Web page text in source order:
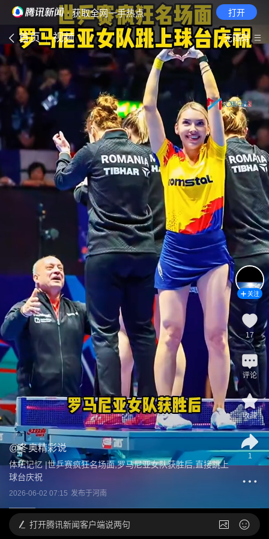
· 获取全网一手热点 打开
首页 视频 无障碍
@冬奥精彩说
体坛记忆 |世乒赛疯狂名场面,罗马尼亚女队获胜后,直接跳上
球台庆祝
2026-06-02 07:15 发布于河南
关注
17
评论
收藏
1
打开腾讯新闻客户端说两句